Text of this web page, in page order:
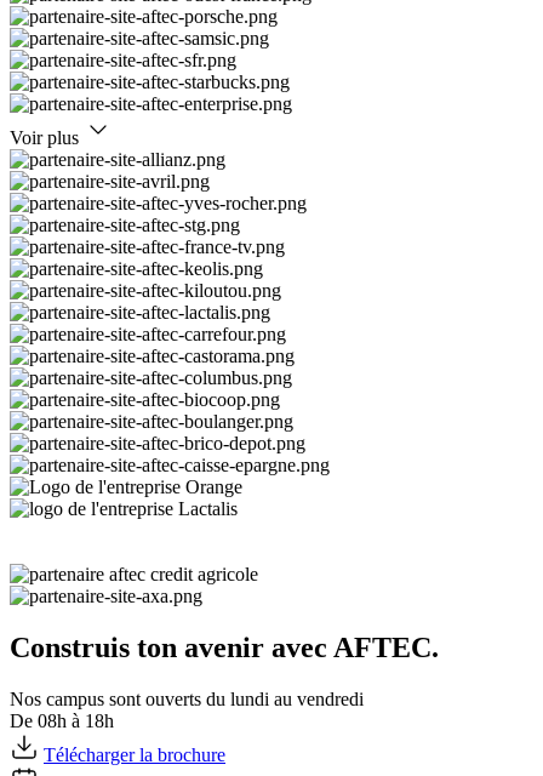
Voir plus
Construis ton avenir avec AFTEC.
Nos campus sont ouverts du lundi au vendredi
De 08h à 18h
Télécharger la brochure